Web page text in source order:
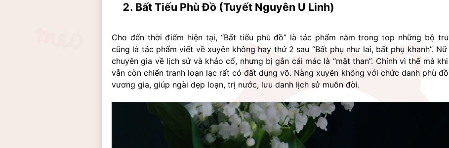
Bất Tiếu Phù Đồ (Tuyết Nguyên U Linh)
Cho đến thời điểm hiện tại, “Bất tiếu phù đồ” là tác phẩm nằm trong top những bộ
cũng là tác phẩm viết về xuyên không hay thứ 2 sau “Bất phụ như lai, bất phụ khanh”.
chuyên gia về lịch sử và khảo cổ, nhưng bị gắn cái mác là “mặt than”. Chính vì thế mà
vẫn còn chiến tranh loạn lạc rất có đất dụng võ. Nàng xuyên không với chức danh phù
vương gia, giúp ngài dẹp loạn, trị nước, lưu danh lịch sử muôn đời.